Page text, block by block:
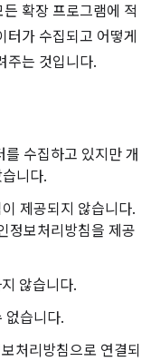
확장 프로그램에 적
가 수집되고 어떻게
주는 것입니다.
수집하고 있지만 개
니다.
제공되지 않습니다.
정보처리방침을 제공
않습니다.
없습니다.
처리방침으로 연결되